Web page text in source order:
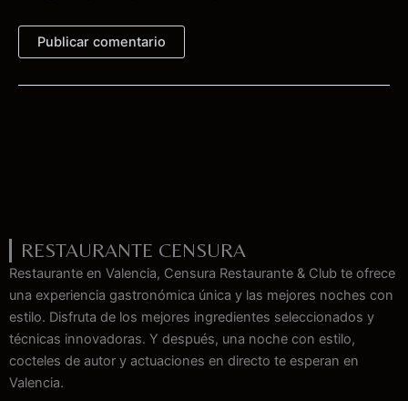
RESTAURANTE CENSURA
Restaurante en Valencia, Censura Restaurante & Club te ofrece
una experiencia gastronómica única y las mejores noches con
estilo. Disfruta de los mejores ingredientes seleccionados y
técnicas innovadoras. Y después, una noche con estilo,
cocteles de autor y actuaciones en directo te esperan en
Valencia.